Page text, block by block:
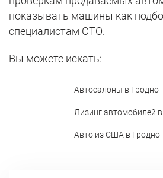
показывать машины как
специалистам СТО.
Вы можете искать:
Автосалоны в Гродно
Лизинг автомобилей
Авто из США в Гродно